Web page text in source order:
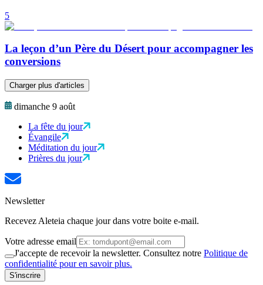
5
La leçon d’un Père du Désert pour accompagner les
conversions
Charger plus d'articles
dimanche 9 août
La fête du jour
Évangile
Méditation du jour
Prières du jour
Newsletter
Recevez Aleteia chaque jour dans votre boite e-mail.
Votre adresse email
J'accepte de recevoir la newsletter. Consultez notre Politique de
confidentialité pour en savoir plus.
S'inscrire